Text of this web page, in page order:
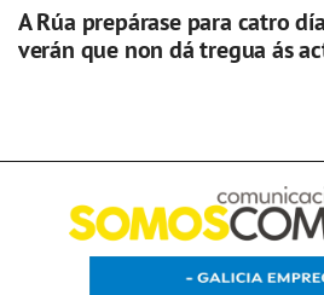
A Rúa prepárase para catro
verán que non dá tregua ás